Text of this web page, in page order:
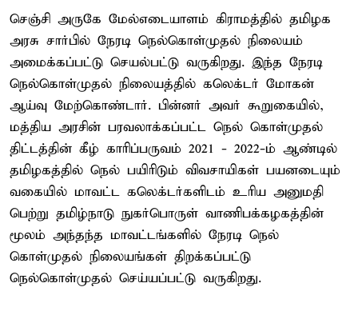
செஞ்சி அருகே மேல்எடையாளம் கிராமத்தில் தமிழக
அரசு சார்பில் நேரடி நெல்கொள்முதல் நிலையம்
அமைக்கப்பட்டு செயல்பட்டு வருகிறது. இந்த நேரடி
நெல்கொள்முதல் நிலையத்தில் கலெக்டர் மோகன்
ஆய்வு மேற்கொண்டார். பின்னர் அவர் கூறுகையில்,
மத்திய அரசின் பரவலாக்கப்பட்ட நெல் கொள்முதல்
திட்டத்தின் கீழ் காரிப்பருவம் 2021 - 2022-ம் ஆண்டில்
தமிழகத்தில் நெல் பயிரிடும் விவசாயிகள் பயனடையும்
வகையில் மாவட்ட கலெக்டர்களிடம் உரிய அனுமதி
பெற்று தமிழ்நாடு நுகர்பொருள் வாணிபக்கழகத்தின்
மூலம் அந்தந்த மாவட்டங்களில் நேரடி நெல்
கொள்முதல் நிலையங்கள் திறக்கப்பட்டு
நெல்கொள்முதல் செய்யப்பட்டு வருகிறது.